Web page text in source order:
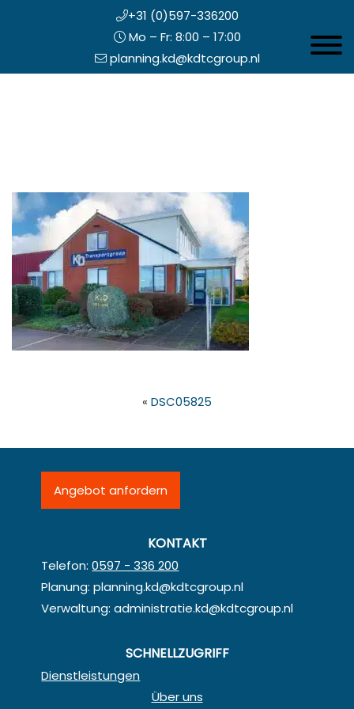
+31 (0)597-336200
Mo – Fr: 8:00 – 17:00
planning.kd@kdtcgroup.nl
« DSC05825
Angebot anfordern
KONTAKT
Telefon:0597 - 336 200
Planung:planning.kd@kdtcgroup.nl
Verwaltung:administratie.kd@kdtcgroup.nl
SCHNELLZUGRIFF
Dienstleistungen
Über uns